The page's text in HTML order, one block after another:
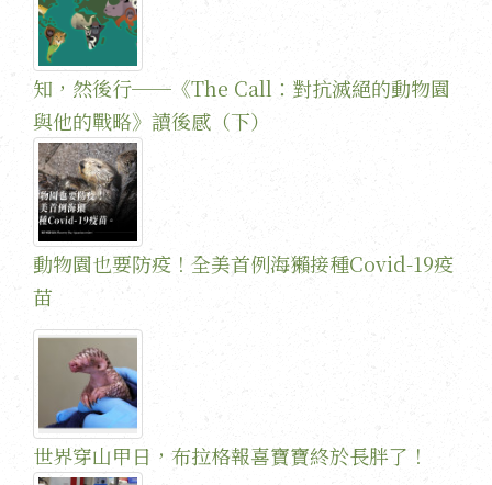
知，然後行──《The Call：對抗滅絕的動物園
與他的戰略》讀後感（下）
動物園也要防疫！全美首例海獺接種Covid-19疫
苗
世界穿山甲日，布拉格報喜寶寶終於長胖了！